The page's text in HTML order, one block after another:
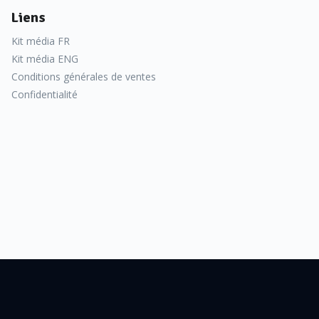
Liens
Kit média FR
Kit média ENG
Conditions générales de ventes
Confidentialité